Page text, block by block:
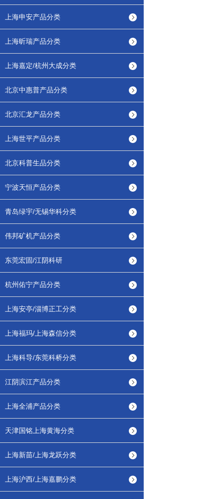
上海申安产品分类
上海昕瑞产品分类
上海嘉定/杭州大成分类
北京中惠普产品分类
北京汇龙产品分类
上海世平产品分类
北京科普生品分类
宁波天恒产品分类
青岛绿宇/无锡华科分类
伟邦矿机产品分类
东莞宏固/江阴科研
杭州佑宁产品分类
上海安亭/淄博正工分类
上海福玛/上海森信分类
上海科导/东莞科桥分类
江阴滨江产品分类
上海全浦产品分类
天津国铭上海黄海分类
上海新苗/上海龙跃分类
上海沪西/上海嘉鹏分类